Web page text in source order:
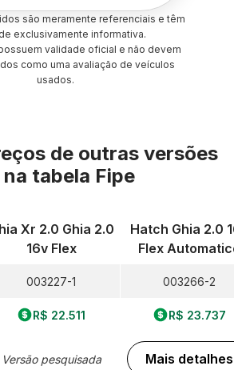
são meramente referenciais e têm
exclusivamente informativa.
validade oficial e não devem
como uma avaliação de veículos
usados.
de outras versões
na tabela Fipe
Xr 2.0 Ghia 2.0
16v Flex
003227-1
R$ 22.511
Versão pesquisada
Hatch Ghia 2.0
Flex
003266-2
R$ 23.737
Mais detalhes